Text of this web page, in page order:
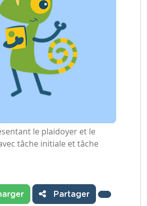
le plaidoyer et le
tâche initiale et tâche
Partager